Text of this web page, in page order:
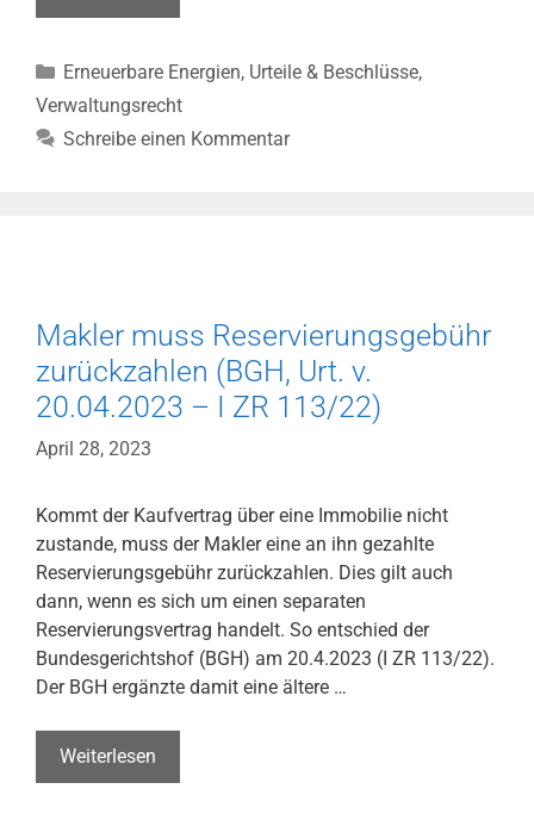
der
durch
Neufassung
der
anfechtbar
(VGH
München,
Beschl.
ZB
22.1881)
Kategorien
Erneuerbare Energien, Urteile & Beschlüsse,
Verwaltungsrecht
Schreibe einen Kommentar
Makler muss Reservierungsgebühr
zurückzahlen (BGH, Urt. v.
20.04.2023 – I ZR 113/22)
April 28, 2023
Kommt der Kaufvertrag über eine Immobilie nicht
zustande, muss der Makler eine an ihn gezahlte
Reservierungsgebühr zurückzahlen. Dies gilt auch
dann, wenn es sich um einen separaten
Reservierungsvertrag handelt. So entschied der
Bundesgerichtshof (BGH) am 20.4.2023 (I ZR 113/22).
Der BGH ergänzte damit eine ältere …
Weiterlesen
muss